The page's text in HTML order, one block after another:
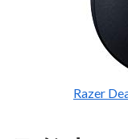
Razer